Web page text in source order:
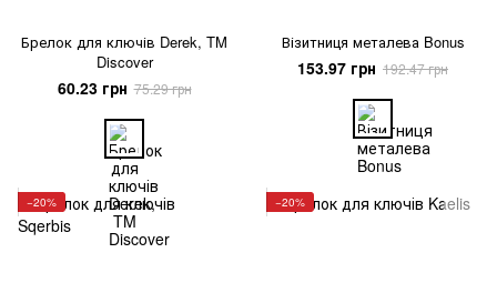
Брелок для ключів Derek, TM
Discover
60.23 грн 75.29 грн
Візитниця металева Bonus
153.97 грн 192.47 грн
−20% −20%